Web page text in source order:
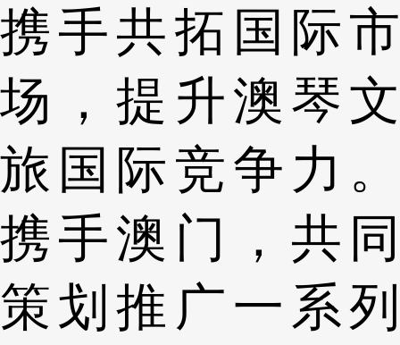
携手共拓国际市
场，提升澳琴文
旅国际竞争力。
携手澳门，共同
策划推广一系列